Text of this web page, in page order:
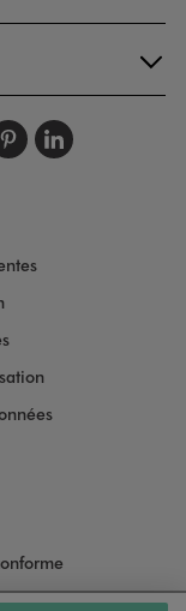
sursur
nousnous
Suivez-